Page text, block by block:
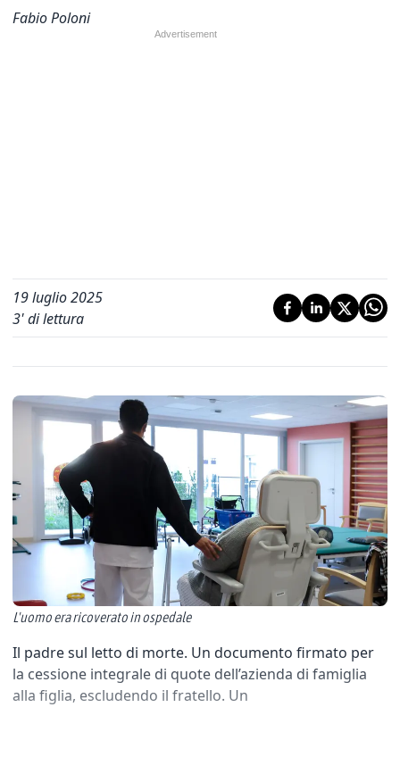
Fabio Poloni
19 luglio 2025
3' di lettura
L'uomo era ricoverato in ospedale
Il padre sul letto di morte. Un documento firmato per
la cessione integrale di quote dell’azienda di famiglia
alla figlia, escludendo il fratello. Un